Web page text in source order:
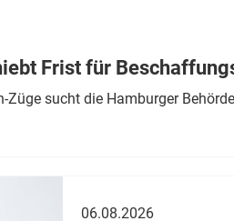
Frist für
Züge sucht die Hamburger
06.08.2026